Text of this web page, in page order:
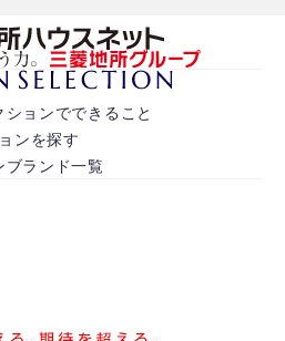
ョンでできること
ンを探す
ブランド一覧